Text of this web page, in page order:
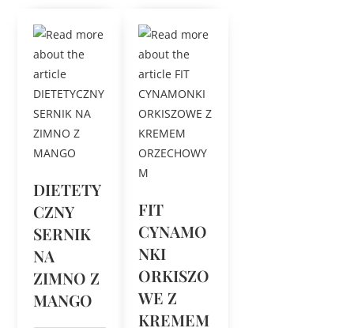
DIETETY
CZNY
SERNIK
NA
ZIMNO Z
MANGO
FIT
CYNAMO
NKI
ORKISZO
WE Z
KREMEM